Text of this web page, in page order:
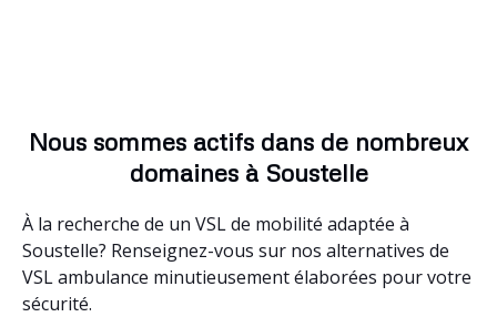
Nous sommes actifs dans de nombreux
domaines à Soustelle
À la recherche de un VSL de mobilité adaptée à
Soustelle? Renseignez-vous sur nos alternatives de
VSL ambulance minutieusement élaborées pour votre
sécurité.